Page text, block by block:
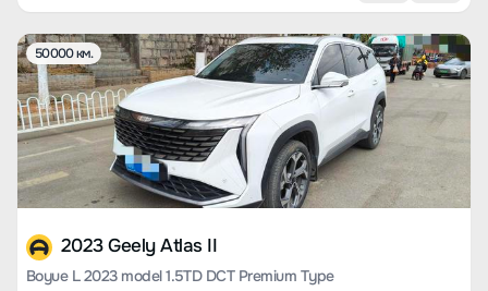
50000 км.
2023 Geely Atlas II
Boyue L 2023 model 1.5TD DCT Premium Type